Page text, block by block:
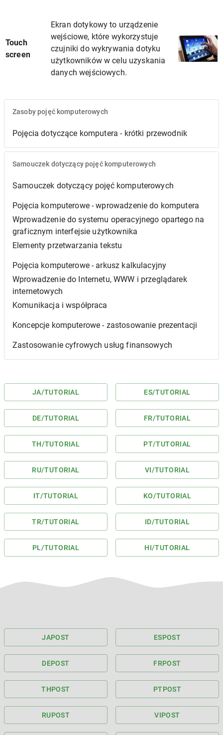
Touch
screen
Ekran dotykowy to urządzenie
wejściowe, które wykorzystuje
czujniki do wykrywania dotyku
użytkowników w celu uzyskania
danych wejściowych.
Zasoby pojęć komputerowych
Pojęcia dotyczące komputera - krótki przewodnik
Samouczek dotyczący pojęć komputerowych
Samouczek dotyczący pojęć komputerowych
Pojęcia komputerowe - wprowadzenie do komputera
Wprowadzenie do systemu operacyjnego opartego na
graficznym interfejsie użytkownika
Elementy przetwarzania tekstu
Pojęcia komputerowe - arkusz kalkulacyjny
Wprowadzenie do Internetu, WWW i przeglądarek
internetowych
Komunikacja i współpraca
Koncepcje komputerowe - zastosowanie prezentacji
Zastosowanie cyfrowych usług finansowych
JA/TUTORIAL ES/TUTORIAL
DE/TUTORIAL FR/TUTORIAL
TH/TUTORIAL PT/TUTORIAL
RU/TUTORIAL VI/TUTORIAL
IT/TUTORIAL KO/TUTORIAL
TR/TUTORIAL ID/TUTORIAL
PL/TUTORIAL HI/TUTORIAL
JAPOST ESPOST
DEPOST FRPOST
THPOST PTPOST
RUPOST VIPOST